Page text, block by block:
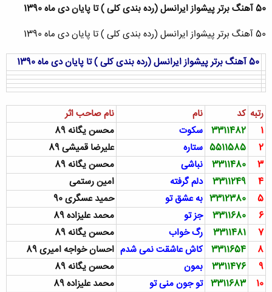
50 آهنگ برتر پیشواز ایرانسل (رده بندی کلی ) تا پایان دی ماه 1390
50 آهنگ برتر پیشواز ایرانسل (رده بندی کلی ) تا پایان دی ماه 1390
50 آهنگ برتر پیشواز ایرانسل (رده بندی کلی ) تا پایان دی ماه 1390
رتبه کد نام
نام صاحب اثر
1
3311482 سکوت
محسن يگانه 89
2
5511585 ستاره
علیرضا قمیشی 89
3
3311480 نباشی
محسن يگانه 89
4
3311249 دلم گرفته
امین رستمی
5
3312380 به عشق تو
حمید عسگری 90
6
3311680 جز تو
محمد علیزاده 89
7
3311481 رگ خواب
محسن يگانه 89
8
3311654 کاش عاشقت نمی شدم احسان خواجه امیری 89
9
3311476 بمون
محسن يگانه 89
10
3311683 تو جون منی تو
محمد علیزاده 89